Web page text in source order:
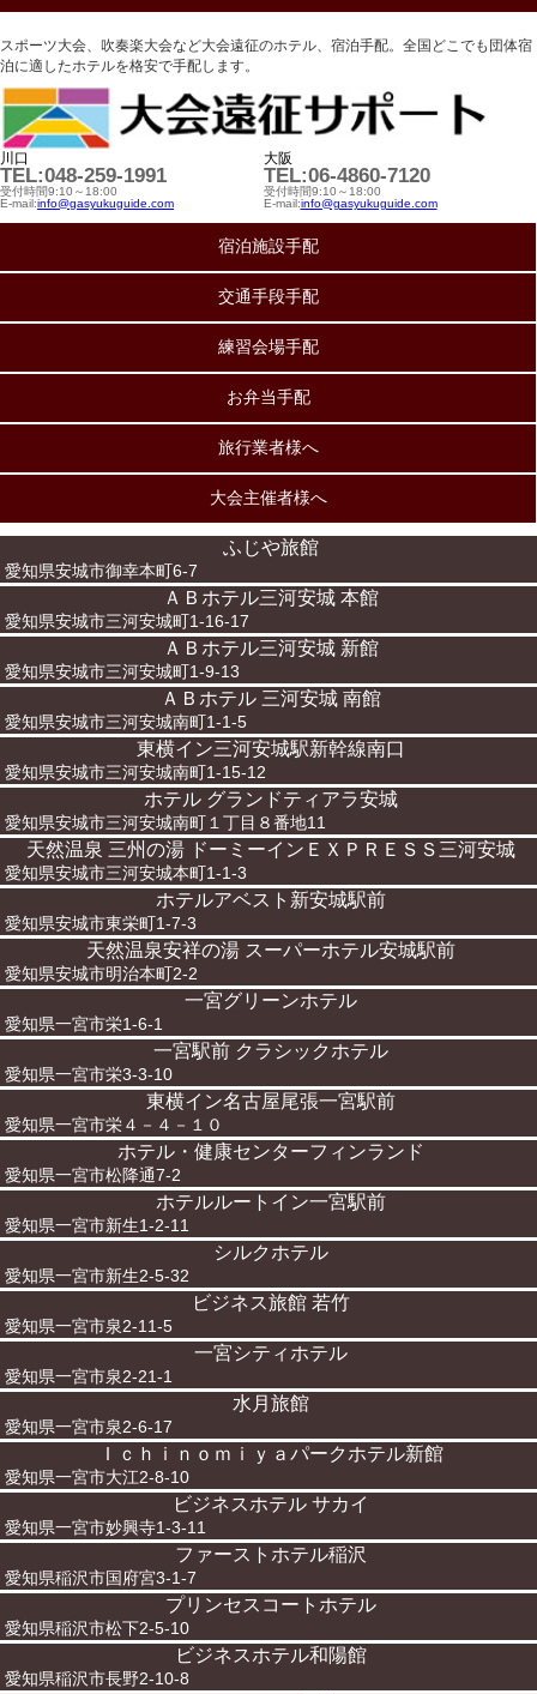
スポーツ大会、吹奏楽大会など大会遠征のホテル、宿泊手配。全国どこでも団体宿
泊に適したホテルを格安で手配します。
川口
TEL:048-259-1991
受付時間9:10～18:00
E-mail:info@gasyukuguide.com
大阪
TEL:06-4860-7120
受付時間9:10～18:00
E-mail:info@gasyukuguide.com
宿泊施設手配
交通手段手配
練習会場手配
お弁当手配
旅行業者様へ
大会主催者様へ
ふじや旅館
愛知県安城市御幸本町6-7
ＡＢホテル三河安城 本館
愛知県安城市三河安城町1-16-17
ＡＢホテル三河安城 新館
愛知県安城市三河安城町1-9-13
ＡＢホテル 三河安城 南館
愛知県安城市三河安城南町1-1-5
東横イン三河安城駅新幹線南口
愛知県安城市三河安城南町1-15-12
ホテル グランドティアラ安城
愛知県安城市三河安城南町１丁目８番地11
天然温泉 三州の湯 ドーミーインＥＸＰＲＥＳＳ三河安城
愛知県安城市三河安城本町1-1-3
ホテルアベスト新安城駅前
愛知県安城市東栄町1-7-3
天然温泉安祥の湯 スーパーホテル安城駅前
愛知県安城市明治本町2-2
一宮グリーンホテル
愛知県一宮市栄1-6-1
一宮駅前 クラシックホテル
愛知県一宮市栄3-3-10
東横イン名古屋尾張一宮駅前
愛知県一宮市栄４－４－１０
ホテル・健康センターフィンランド
愛知県一宮市松降通7-2
ホテルルートイン一宮駅前
愛知県一宮市新生1-2-11
シルクホテル
愛知県一宮市新生2-5-32
ビジネス旅館 若竹
愛知県一宮市泉2-11-5
一宮シティホテル
愛知県一宮市泉2-21-1
水月旅館
愛知県一宮市泉2-6-17
Ｉｃｈｉｎｏｍｉｙａパークホテル新館
愛知県一宮市大江2-8-10
ビジネスホテル サカイ
愛知県一宮市妙興寺1-3-11
ファーストホテル稲沢
愛知県稲沢市国府宮3-1-7
プリンセスコートホテル
愛知県稲沢市松下2-5-10
ビジネスホテル和陽館
愛知県稲沢市長野2-10-8